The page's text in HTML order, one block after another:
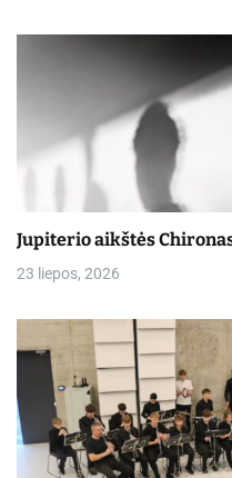
Jupiterio aikštės
23 liepos, 2026